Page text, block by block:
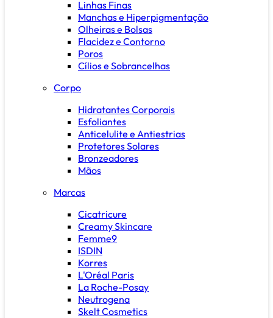
Linhas Finas
Manchas e Hiperpigmentação
Olheiras e Bolsas
Flacidez e Contorno
Poros
Cílios e Sobrancelhas
Corpo
Hidratantes Corporais
Esfoliantes
Anticelulite e Antiestrias
Protetores Solares
Bronzeadores
Mãos
Marcas
Cicatricure
Creamy Skincare
Femme9
ISDIN
Korres
L'Oréal Paris
La Roche-Posay
Neutrogena
Skelt Cosmetics